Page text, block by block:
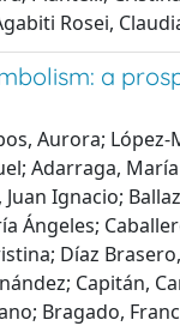
Rosei,
a
Aurora;
Adarraga,
Ignacio;
Ángeles;
Díaz
Capitán,
Bragado,